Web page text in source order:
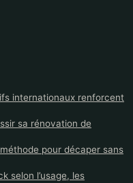
internationaux renforcent
sa rénovation de
pour décaper sans
selon l’usage, les